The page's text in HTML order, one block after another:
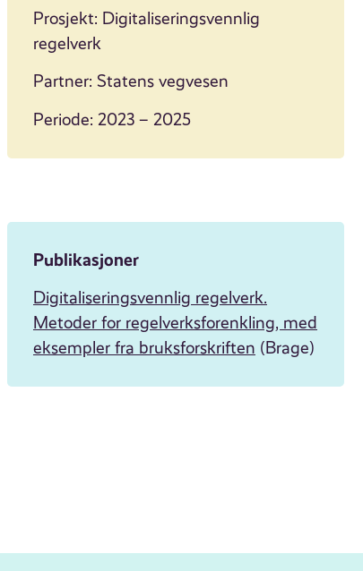
Prosjekt: Digitaliseringsvennlig
regelverk
Partner: Statens vegvesen
Periode: 2023 – 2025
Publikasjoner
Digitaliseringsvennlig regelverk.
Metoder for regelverksforenkling, med
eksempler fra bruksforskriften (Brage)